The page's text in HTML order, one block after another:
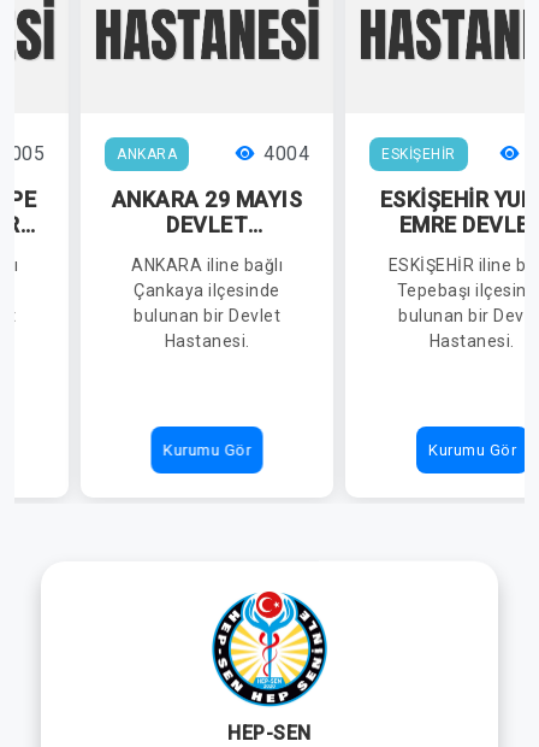
ANKARA 4004
ANKARA 29 MAYIS
DEVLET
ANKARA iline bağlı
Çankaya ilçesinde
bulunan bir Devlet
Hastanesi.
Kurumu Gör
ESKİŞEHİR
ESKİŞEHİR
EMRE
ESKİŞEHİR iline
Tepebaşı
bulunan bir
Hastanesi.
Kurumu Gör
HEP-SEN